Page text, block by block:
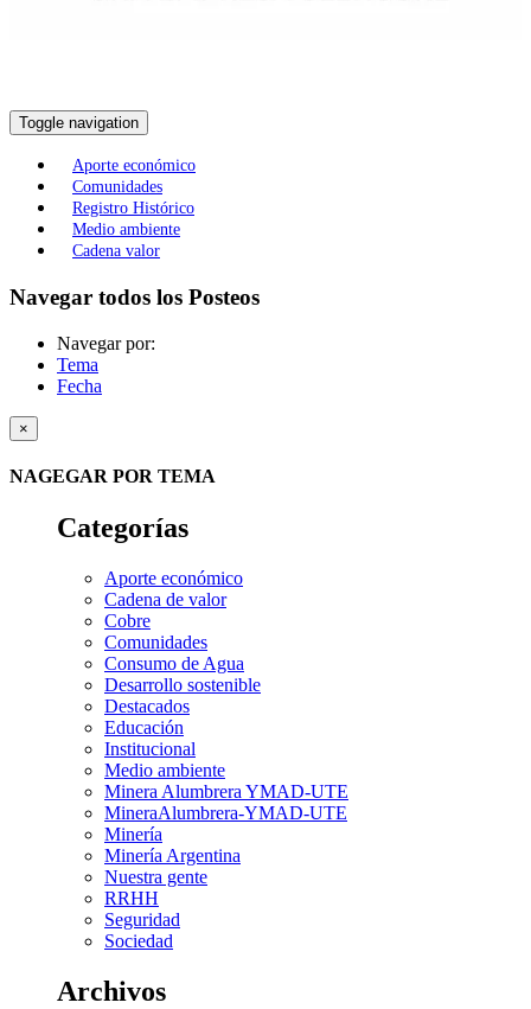
Toggle navigation
Aporte económico
Comunidades
Registro Histórico
Medio ambiente
Cadena valor
Navegar todos los Posteos
Navegar por:
Tema
Fecha
×
NAGEGAR POR TEMA
Categorías
Aporte económico
Cadena de valor
Cobre
Comunidades
Consumo de Agua
Desarrollo sostenible
Destacados
Educación
Institucional
Medio ambiente
Minera Alumbrera YMAD-UTE
MineraAlumbrera-YMAD-UTE
Minería
Minería Argentina
Nuestra gente
RRHH
Seguridad
Sociedad
Archivos